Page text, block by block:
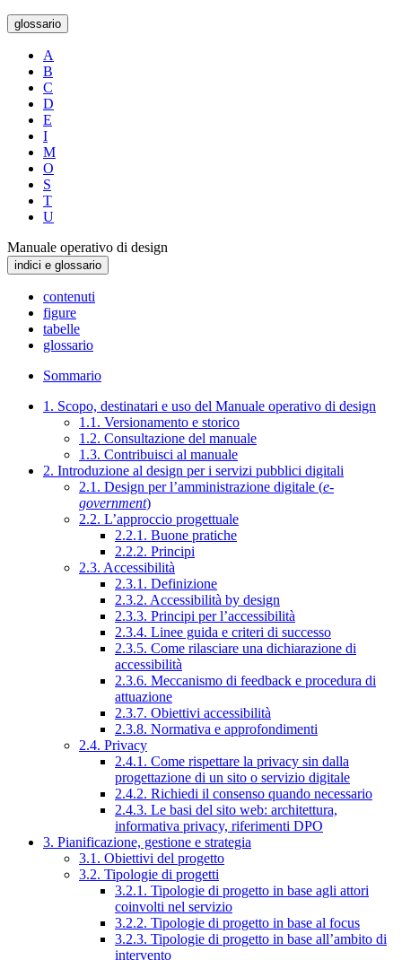
glossario
A
B
C
D
E
I
M
O
S
T
U
Manuale operativo di design
indici e glossario
contenuti
figure
tabelle
glossario
Sommario
1. Scopo, destinatari e uso del Manuale operativo di design
1.1. Versionamento e storico
1.2. Consultazione del manuale
1.3. Contribuisci al manuale
2. Introduzione al design per i servizi pubblici digitali
2.1. Design per l’amministrazione digitale (e-
government)
2.2. L’approccio progettuale
2.2.1. Buone pratiche
2.2.2. Principi
2.3. Accessibilità
2.3.1. Definizione
2.3.2. Accessibilità by design
2.3.3. Principi per l’accessibilità
2.3.4. Linee guida e criteri di successo
2.3.5. Come rilasciare una dichiarazione di
accessibilità
2.3.6. Meccanismo di feedback e procedura di
attuazione
2.3.7. Obiettivi accessibilità
2.3.8. Normativa e approfondimenti
2.4. Privacy
2.4.1. Come rispettare la privacy sin dalla
progettazione di un sito o servizio digitale
2.4.2. Richiedi il consenso quando necessario
2.4.3. Le basi del sito web: architettura,
informativa privacy, riferimenti DPO
3. Pianificazione, gestione e strategia
3.1. Obiettivi del progetto
3.2. Tipologie di progetti
3.2.1. Tipologie di progetto in base agli attori
coinvolti nel servizio
3.2.2. Tipologie di progetto in base al focus
3.2.3. Tipologie di progetto in base all’ambito di
intervento